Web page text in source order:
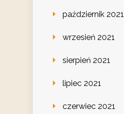
październik 2021
wrzesień 2021
sierpień 2021
lipiec 2021
czerwiec 2021